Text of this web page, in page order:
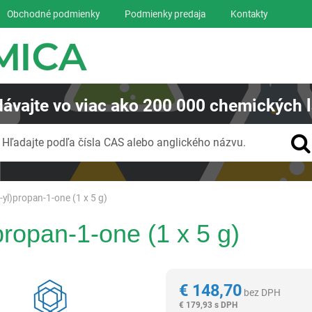
yl)propan-1-one (1 x 5 g)
1-one (1 x 5 g)
€148,70 bez DPH
€ 179,93 s DPH
Obchodné podmienky Podmienky predaja Kontakty
vo viac ako200 000 chemických
Hľadajte podľa čísla CAS alebo anglického názvu.